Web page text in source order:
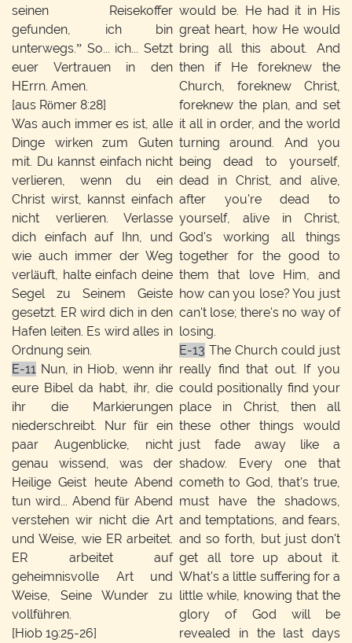
seinen Reisekoffer
gefunden, ich bin
unterwegs.” So... ich... Setzt
euer Vertrauen in den
HErrn. Amen.
[aus Römer 8:28]
Was auch immer es ist, alle
Dinge wirken zum Guten
mit. Du kannst einfach nicht
verlieren, wenn du ein
Christ wirst, kannst einfach
nicht verlieren. Verlasse
dich einfach auf Ihn, und
wie auch immer der Weg
verläuft, halte einfach deine
Segel zu Seinem Geiste
gesetzt. ER wird dich in den
Hafen leiten. Es wird alles in
Ordnung sein.
E-11 Nun, in Hiob, wenn ihr
eure Bibel da habt, ihr, die
ihr die Markierungen
niederschreibt. Nur für ein
paar Augenblicke, nicht
genau wissend, was der
Heilige Geist heute Abend
tun wird... Abend für Abend
verstehen wir nicht die Art
und Weise, wie ER arbeitet.
ER arbeitet auf
geheimnisvolle Art und
Weise, Seine Wunder zu
vollführen.
[Hiob 19:25-26]
would be. He had it in His
great heart, how He would
bring all this about. And
then if He foreknew the
Church, foreknew Christ,
foreknew the plan, and set
it all in order, and the world
turning around. And you
being dead to yourself,
dead in Christ, and alive,
after you're dead to
yourself, alive in Christ,
God's working all things
together for the good to
them that love Him, and
how can you lose? You just
can't lose; there's no way of
losing.
E-13 The Church could just
really find that out. If you
could positionally find your
place in Christ, then all
these other things would
just fade away like a
shadow. Every one that
cometh to God, that's true,
must have the shadows,
and temptations, and fears,
and so forth, but just don't
get all tore up about it.
What's a little suffering for a
little while, knowing that the
glory of God will be
revealed in the last days